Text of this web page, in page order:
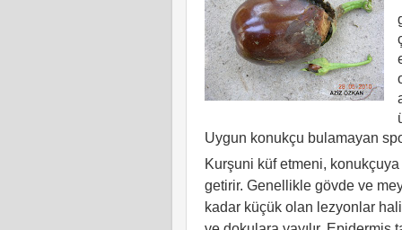
Uygun konukçu bulamayan
Kurşuni küf etmeni,
getirir. Genellikle gövde ve
kadar küçük olan lezyonlar